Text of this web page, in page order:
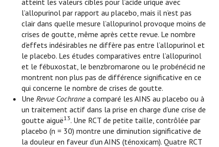
atteint les valeurs cibles pour l’acide urique avec
l’allopurinol par rapport au placebo, mais il n’est pas
clair dans quelle mesure l’allopurinol provoque moins de
crises de goutte, même après cette revue. Le nombre
d’effets indésirables ne diffère pas entre l’allopurinol et
le placebo. Les études comparatives entre l’allopurinol
et le fébuxostat, le benzbromarone ou le probénécid ne
montrent non plus pas de différence significative en ce
qui concerne le nombre de crises de goutte.
UneRevue Cochranea comparé les AINS au placebo ou à
un traitement actif dans la prise en charge d’une crise de
goutte aiguë13. Une RCT de petite taille, contrôlée par
placebo (n = 30) montre une diminution significative de
la douleur en faveur d’un AINS (ténoxicam). Quatre RCT